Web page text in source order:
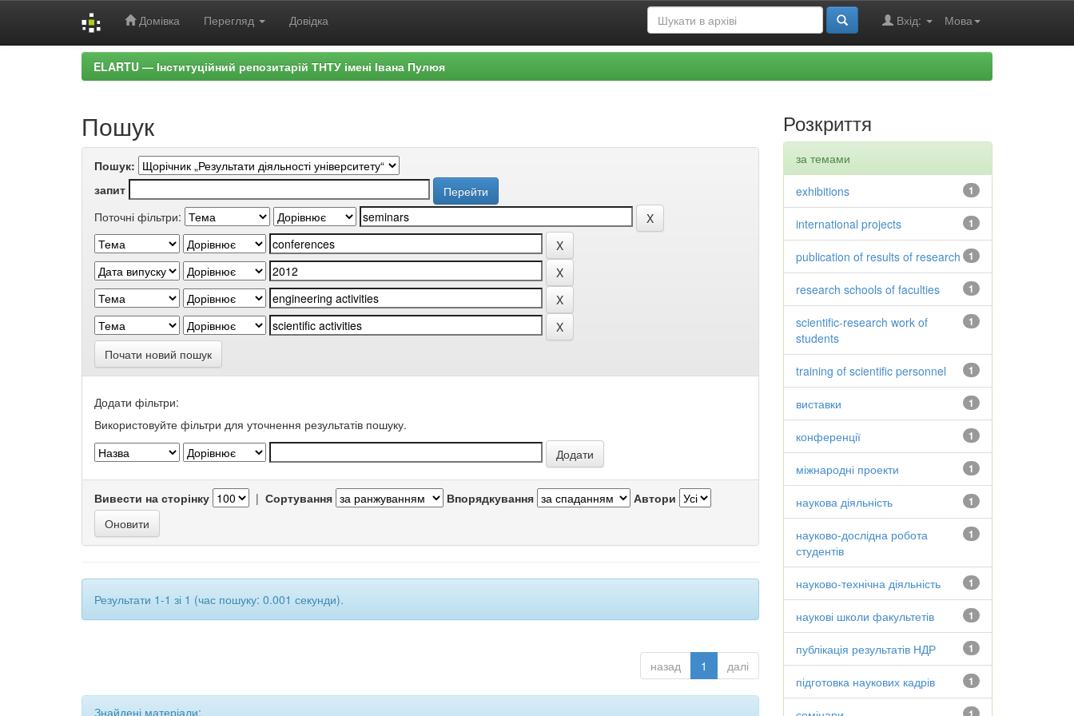
Домівка Перегляд Довідка Мова
Вхід:
ELARTU — Інституційний репозитарій ТНТУ імені Івана Пулюя
Пошук
Пошук:
запит
Поточні фільтри:
Почати новий пошук
Додати фільтри:
Використовуйте фільтри для уточнення результатів пошуку.
Вивести на сторінку | Сортування Впорядкування Автори
Результати 1-1 зі 1 (час пошуку: 0.001 секунди).
назад 1 далі
Знайдені матеріали:
Розкриття
за темами
1
exhibitions
1
international projects
1
publication of results of research
1
research schools of faculties
1
scientific-research work of
students
1
training of scientific personnel
1
виставки
1
конференції
1
міжнародні проекти
1
наукова діяльність
1
науково-дослідна робота
студентів
1
науково-технічна діяльність
1
наукові школи факультетів
1
публікація результатів НДР
1
підготовка наукових кадрів